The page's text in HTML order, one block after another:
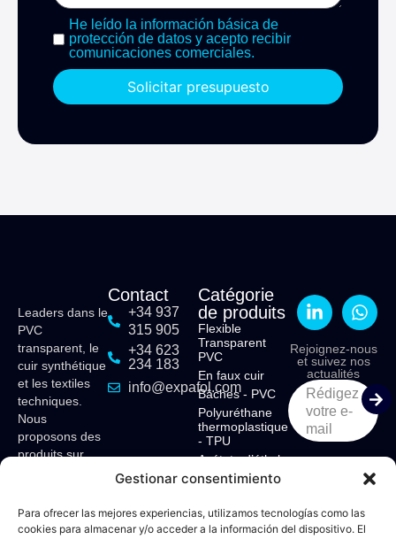
Gestionar consentimiento
Para ofrecer las mejores experiencias, utilizamos tecnologías como las
cookies para almacenar y/o acceder a la información del dispositivo. El
He leído la información básica de
protección de datos y acepto recibir
comunicaciones comerciales.
Solicitar presupuesto
Leaders dans le
PVC
transparent, le
cuir synthétique
et les textiles
techniques.
Nous
proposons des
produits sur
: maritime,
structures
Contact
+34 937
315 905
+34 623
234 183
info@expafol.com
Catégorie
de produits
Flexible
Transparent
PVC
En faux cuir
Bâches - PVC
Polyuréthane
thermoplastique
- TPU
Acétate d’éthyle
vinyle - EVA
Rejoignez-nous
et suivez nos
actualités
Rédigez
votre e-
mail